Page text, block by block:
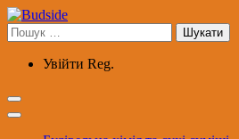
Перейти
до
вмісту
Пошук:
Увійти Reg.